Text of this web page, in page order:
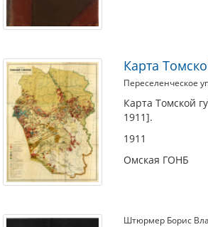
Карта
Переселенческое
Карта Томской
1911].
1911
Омская ГОНБ
Штюрмер Борис